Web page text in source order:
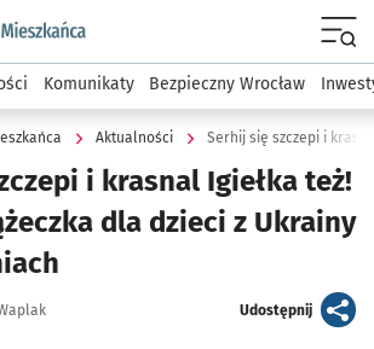
wroclaw.pl podserwis: Dla mieszkańca
Komunikaty Bezpieczny Wrocław
Aktualności
i krasnal Igiełka też!
dla dzieci z Ukrainy
Udostępnijartykuł